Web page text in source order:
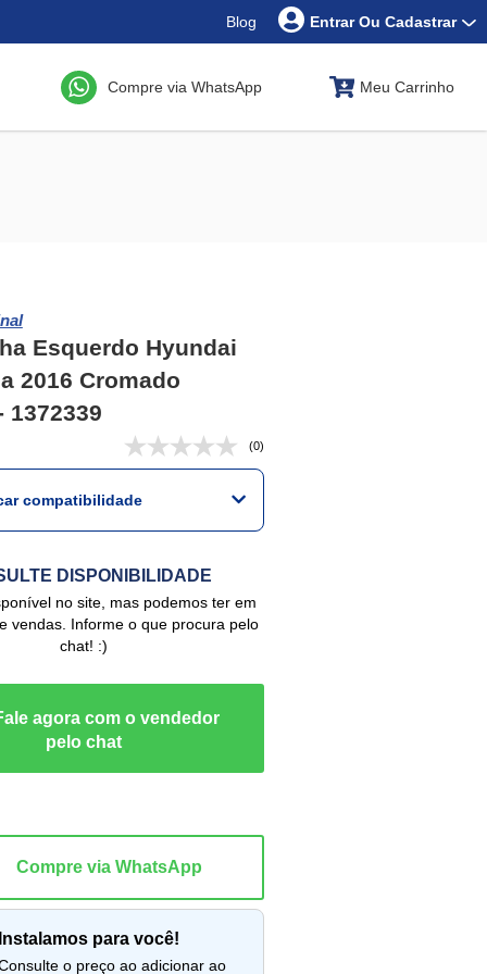
Blog Entrar Ou Cadastrar
Compre via WhatsApp Meu Carrinho
Esquerdo Hyundai
2016 Cromado
1372339
(0)
compatibilidade
DISPONIBILIDADE
vendas. Informe o que procura pelo
chat! :)
instalamos para você!
ao adicionar ao